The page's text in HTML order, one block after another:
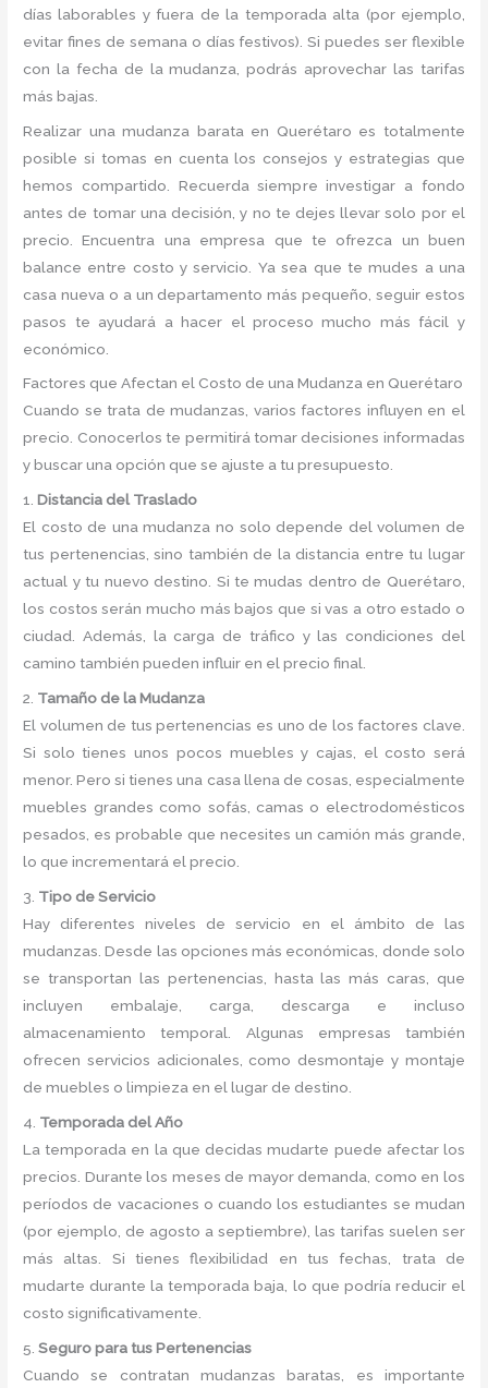
días laborables y fuera de la temporada alta (por ejemplo,
evitar fines de semana o días festivos). Si puedes ser flexible
con la fecha de la mudanza, podrás aprovechar las tarifas
más bajas.
Realizar una mudanza barata en Querétaro es totalmente
posible si tomas en cuenta los consejos y estrategias que
hemos compartido. Recuerda siempre investigar a fondo
antes de tomar una decisión, y no te dejes llevar solo por el
precio. Encuentra una empresa que te ofrezca un buen
balance entre costo y servicio. Ya sea que te mudes a una
casa nueva o a un departamento más pequeño, seguir estos
pasos te ayudará a hacer el proceso mucho más fácil y
económico.
Factores que Afectan el Costo de una Mudanza en Querétaro
Cuando se trata de mudanzas, varios factores influyen en el
precio. Conocerlos te permitirá tomar decisiones informadas
y buscar una opción que se ajuste a tu presupuesto.
1.Distancia del Traslado
El costo de una mudanza no solo depende del volumen de
tus pertenencias, sino también de la distancia entre tu lugar
actual y tu nuevo destino. Si te mudas dentro de Querétaro,
los costos serán mucho más bajos que si vas a otro estado o
ciudad. Además, la carga de tráfico y las condiciones del
camino también pueden influir en el precio final.
2. Tamaño de la Mudanza
El volumen de tus pertenencias es uno de los factores clave.
Si solo tienes unos pocos muebles y cajas, el costo será
menor. Pero si tienes una casa llena de cosas, especialmente
muebles grandes como sofás, camas o electrodomésticos
pesados, es probable que necesites un camión más grande,
lo que incrementará el precio.
3. Tipo de Servicio
Hay diferentes niveles de servicio en el ámbito de las
mudanzas. Desde las opciones más económicas, donde solo
se transportan las pertenencias, hasta las más caras, que
incluyen embalaje, carga, descarga e incluso
almacenamiento temporal. Algunas empresas también
ofrecen servicios adicionales, como desmontaje y montaje
de muebles o limpieza en el lugar de destino.
4. Temporada del Año
La temporada en la que decidas mudarte puede afectar los
precios. Durante los meses de mayor demanda, como en los
períodos de vacaciones o cuando los estudiantes se mudan
(por ejemplo, de agosto a septiembre), las tarifas suelen ser
más altas. Si tienes flexibilidad en tus fechas, trata de
mudarte durante la temporada baja, lo que podría reducir el
costo significativamente.
5.Seguro para tus Pertenencias
Cuando se contratan mudanzas baratas, es importante